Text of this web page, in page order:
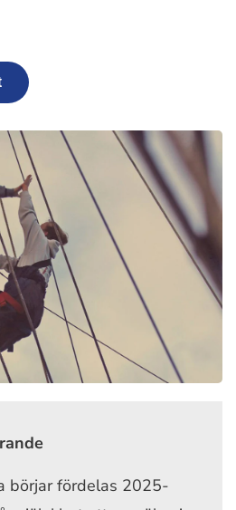
börjar fördelas 2025-